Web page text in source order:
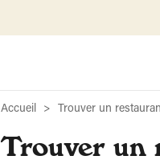
Accueil Trouver un
Trouver un